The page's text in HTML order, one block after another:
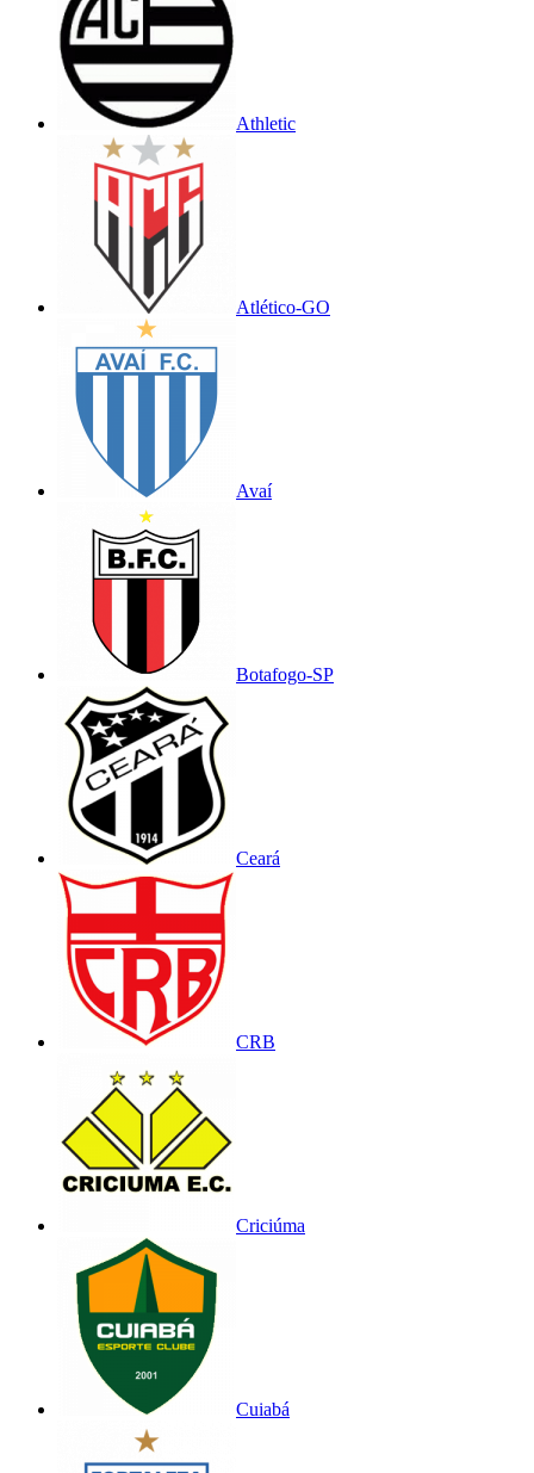
Athletic
Atlético-GO
Avaí
Botafogo-SP
Ceará
CRB
Criciúma
Cuiabá